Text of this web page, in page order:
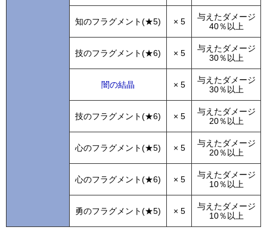
知のフラグメント(★5) × 5
与えたダメージ
40％以上
技のフラグメント(★6) × 5
与えたダメージ
30％以上
闇の結晶 × 5
与えたダメージ
30％以上
技のフラグメント(★6) × 5
与えたダメージ
20％以上
心のフラグメント(★5) × 5
与えたダメージ
20％以上
心のフラグメント(★6) × 5
与えたダメージ
10％以上
勇のフラグメント(★5) × 5
与えたダメージ
10％以上